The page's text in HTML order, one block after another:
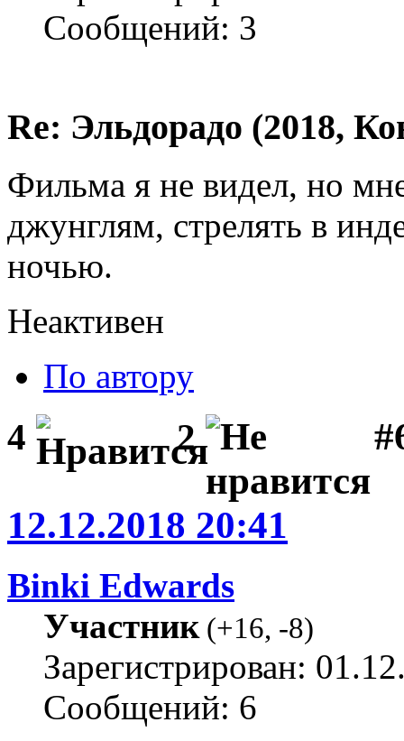
Сообщений: 3
Re: Эльдорадо (2018,
Фильма я не видел, но
джунглям, стрелять в
ночью.
Неактивен
По автору
4 2
12.12.2018 20:41
Binki Edwards
Участник(+16, -8)
Зарегистрирован:
Сообщений: 6